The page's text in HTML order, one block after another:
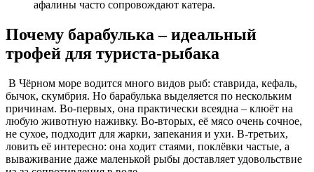
афалины часто сопровождают катера.
Почему барабулька – идеальный
трофей для туриста-рыбака
В Чёрном море водится много видов рыб: ставрида, кефаль,
бычок, скумбрия. Но барабулька выделяется по нескольким
причинам. Во-первых, она практически всеядна – клюёт на
любую животную наживку. Во-вторых, её мясо очень сочное,
не сухое, подходит для жарки, запекания и ухи. В-третьих,
ловить её интересно: она ходит стаями, поклёвки частые, а
вываживание даже маленькой рыбы доставляет удовольствие